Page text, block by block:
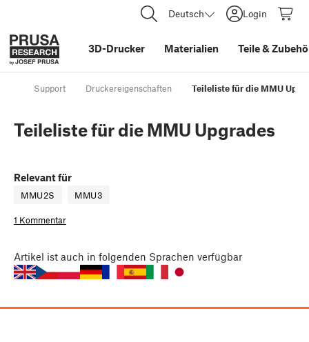
Deutsch Login
3D-Drucker Materialien Teile&
Support Druckereigenschaften Teileliste für die MMU
Teileliste für die MMU Upgrades
Relevant für
MMU2S MMU3
1 Kommentar
Artikel ist auch in folgenden Sprachen verfügbar